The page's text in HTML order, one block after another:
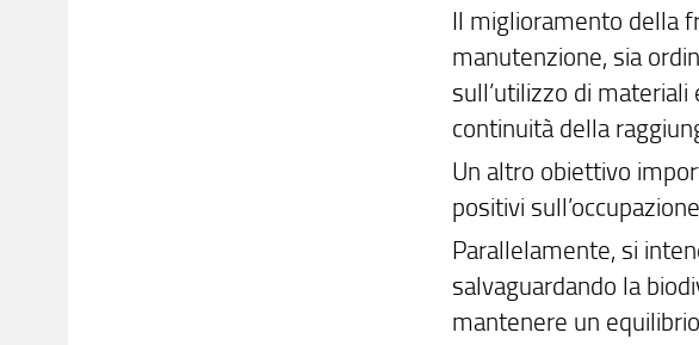
Il miglioramento della
manutenzione, sia
sull’utilizzo di
continuità della
Un altro obiettivo
positivi
Parallelamente, si
salvaguardando la
mantenere un